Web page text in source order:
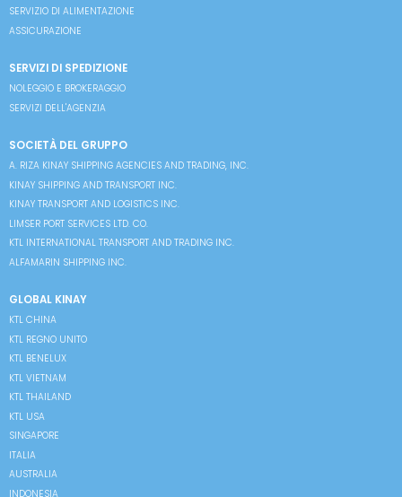
SERVIZIO DI ALIMENTAZIONE
ASSICURAZIONE
SERVIZI DI SPEDIZIONE
NOLEGGIO E BROKERAGGIO
SERVIZI DELL'AGENZIA
SOCIETÀ DEL GRUPPO
A. RIZA KINAY SHIPPING AGENCIES AND TRADING, INC.
KINAY SHIPPING AND TRANSPORT INC.
KINAY TRANSPORT AND LOGISTICS INC.
LIMSER PORT SERVICES LTD. CO.
KTL INTERNATIONAL TRANSPORT AND TRADING INC.
ALFAMARIN SHIPPING INC.
GLOBAL KINAY
KTL CHINA
KTL REGNO UNITO
KTL BENELUX
KTL VIETNAM
KTL THAILAND
KTL USA
SINGAPORE
ITALIA
AUSTRALIA
INDONESIA